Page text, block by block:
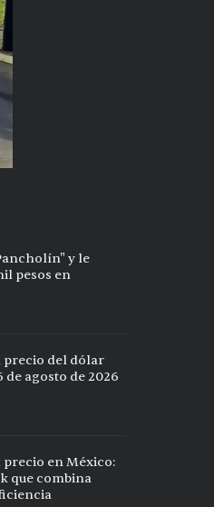
y le
pesos en
precio del dólar
de agosto de 2026
precio en México:
que combina